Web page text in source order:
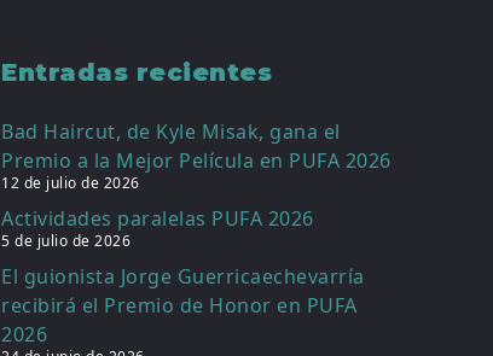
Entradas recientes
Bad Haircut, de Kyle Misak, gana el
Premio a la Mejor Película en PUFA 2026
12 de julio de 2026
Actividades paralelas PUFA 2026
5 de julio de 2026
El guionista Jorge Guerricaechevarría
recibirá el Premio de Honor en PUFA
2026